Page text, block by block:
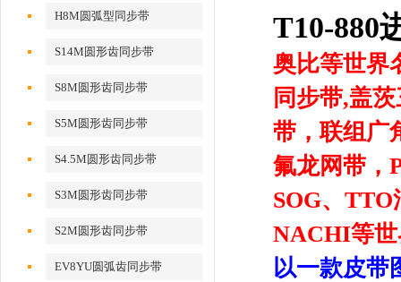
H8M圆弧型同步带
S14M圆形齿同步带
S8M圆形齿同步带
S5M圆形齿同步带
S4.5M圆形齿同步带
S3M圆形齿同步带
S2M圆形齿同步带
EV8YU圆弧齿同步带
T10-880
奥比等世界
同步带,盖
带，联组广
氟龙网带，
SOG、
NACHI等世
以一款皮带